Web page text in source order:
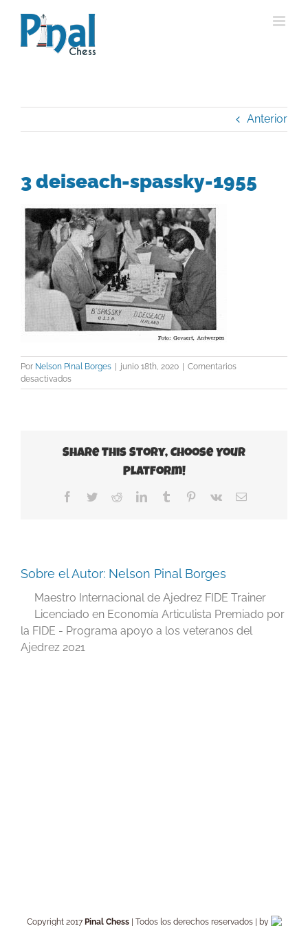
contenido
Anterior
3 deiseach-spassky-1955
Por Nelson Pinal Borges | junio 18th, 2020 | Comentarios
desactivadosen
3
Share This Story, Choose Your
Platform!
Facebook
TwitterRedditLinkedInTumblr Pinterest
Vk
Correo
Sobre el Autor: Nelson Pinal Borges
Maestro Internacional de Ajedrez FIDE Trainer
Licenciado en Economía Articulista Premiado por
la FIDE - Programa apoyo a los veteranos del
Ajedrez 2021
Copyright 2017 Pinal Chess| Todos los derechos reservados | by